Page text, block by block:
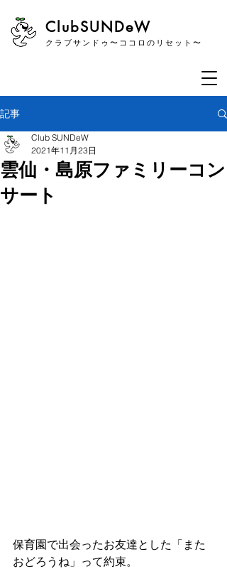
​ClubSUNDeW
クラブサンドゥ〜ココロのリセット〜
記事
雲仙・島原ファミリーコン
サート
Club SUNDeW
2021年11月23日
保育園で出会ったお友達とした「また
おどろうね」って約束。